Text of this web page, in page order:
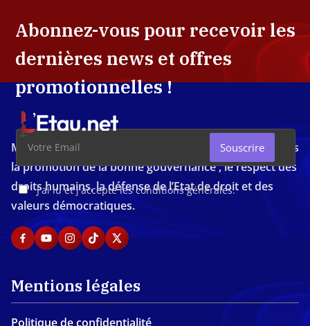
Abonnez-vous pour recevoir les
dernières news et offres
promotionnelles !
J'ai lu et j'accepte les conditions générales.
Souscrire
Média d'investigation ivoirien résolument engagé dans
la promotion de la bonne gouvernance , le respect des
droits humains, la défense de l’Etat de droit et des
valeurs démocratiques.
Mentions légales
Politique de confidentialité